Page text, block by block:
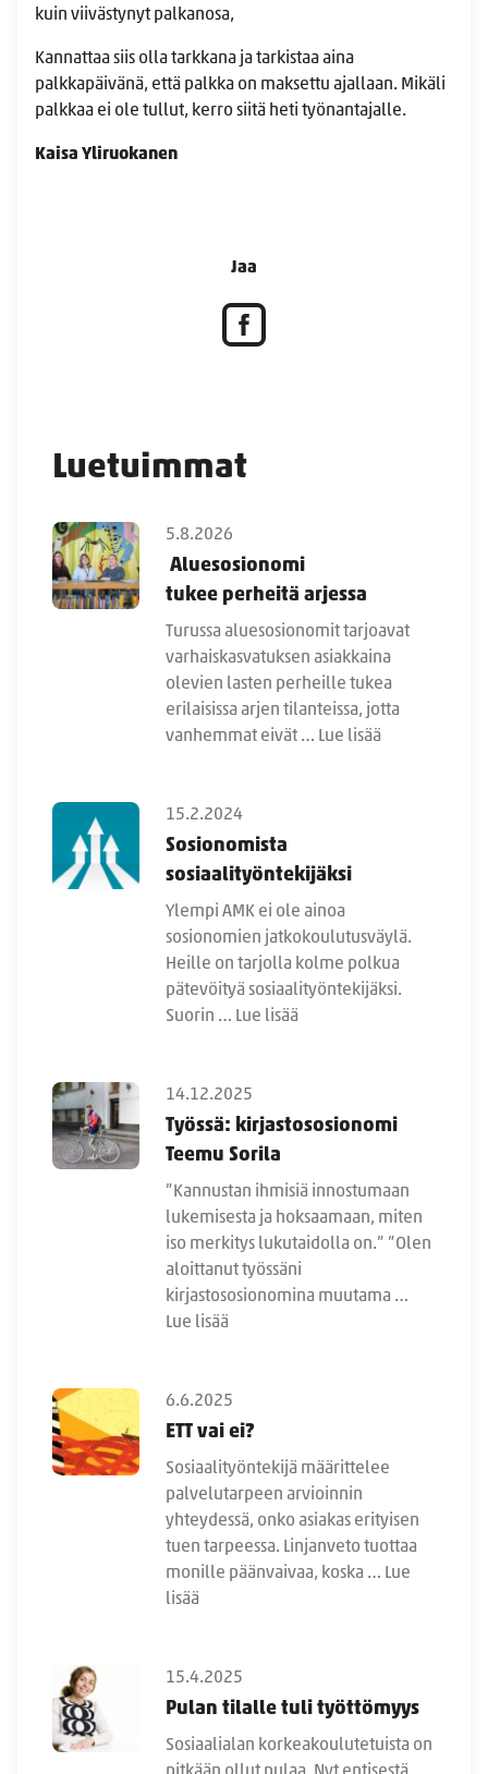
Luetuimmat
5.8.2026
Aluesosionomi
tukee perheitä arjessa
Turussa aluesosionomit tarjoavat
varhaiskasvatuksen asiakkaina
olevien lasten perheille tukea
erilaisissa arjen tilanteissa, jotta
vanhemmat eivät … Lue lisää
15.2.2024
Sosionomista
sosiaalityöntekijäksi
Ylempi AMK ei ole ainoa
sosionomien jatkokoulutusväylä.
Heille on tarjolla kolme polkua
pätevöityä sosiaalityöntekijäksi.
Suorin … Lue lisää
14.12.2025
Työssä: kirjastososionomi
Teemu Sorila
”Kannustan ihmisiä innostumaan
lukemisesta ja hoksaamaan, miten
iso merkitys lukutaidolla on.” ”Olen
aloittanut työssäni
kirjastososionomina muutama …
Lue lisää
6.6.2025
ETT vai ei?
Sosiaalityöntekijä määrittelee
palvelutarpeen arvioinnin
yhteydessä, onko asiakas erityisen
tuen tarpeessa. Linjanveto tuottaa
monille päänvaivaa, koska … Lue
lisää
15.4.2025
Pulan tilalle tuli työttömyys
Sosiaalialan korkeakoulutetuista on
kuin viivästynyt palkanosa,
Kannattaa siis olla tarkkana ja tarkistaa aina
palkkapäivänä, että palkka on maksettu ajallaan. Mikäli
palkkaa ei ole tullut, kerro siitä heti työnantajalle.
Kaisa Yliruokanen
Jaa